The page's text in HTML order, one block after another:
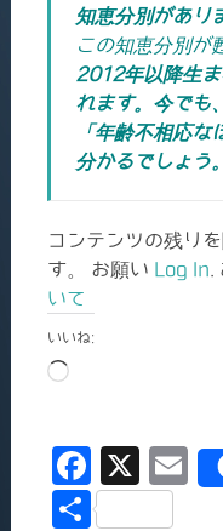
知恵分別があり
この知恵分別が
2012年以降生
れます。今でも
「年齢不相応
分かるでしょう。
コンテンツの残り
す。 お願い Log In
いて
いいね:
読
み
中…
F
a
X
E
共